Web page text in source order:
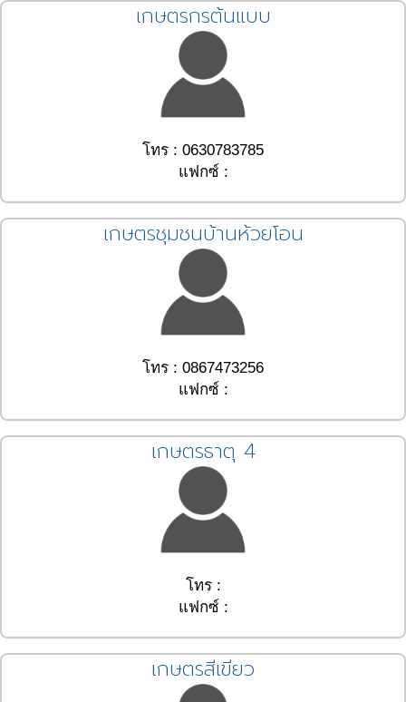
เกษตรกรต้นแบบ
โทร : 0630783785
แฟกซ์ :
เกษตรชุมชนบ้านห้วยโอน
โทร : 0867473256
แฟกซ์ :
เกษตรธาตุ 4
โทร :
แฟกซ์ :
เกษตรสีเขียว